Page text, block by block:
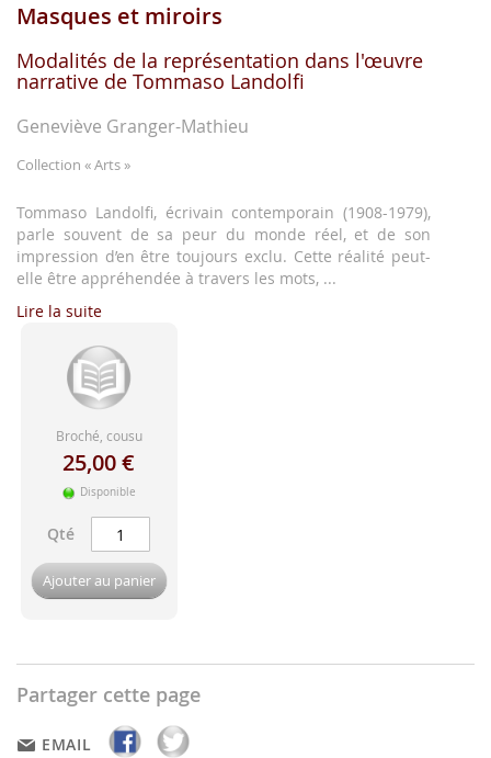
Aller
début
de
gallerie
Masques et miroirs
Modalités de la représentation dans l'œuvre
narrative de Tommaso Landolfi
Geneviève Granger-Mathieu
Collection « Arts »
Tommaso Landolfi, écrivain contemporain (1908-1979),
parle souvent de sa peur du monde réel, et de son
impression d’en être toujours exclu. Cette réalité peut-
elle être appréhendée à travers les mots, ...
Lire la suite
Broché, cousu
25,00 €
Disponible
Qté
Ajouter au panier
Partager cette page
EMAIL